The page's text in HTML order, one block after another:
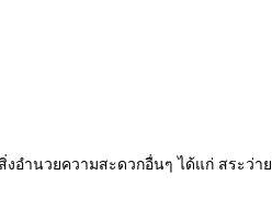
ำนวยความสะดวกอื่นๆ ได้แก่ สระว่า